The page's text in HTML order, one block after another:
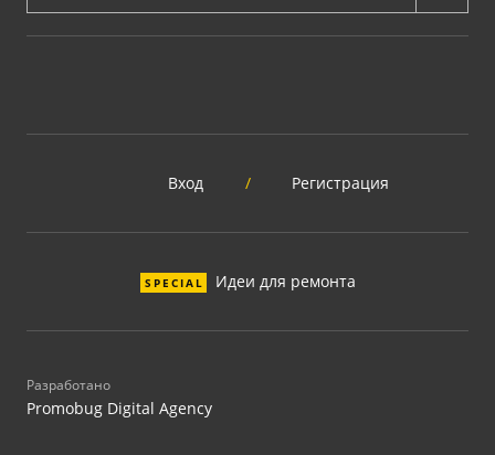
Вход / Регистрация
SPECIAL Идеи для ремонта
Разработано
Promobug Digital Agency